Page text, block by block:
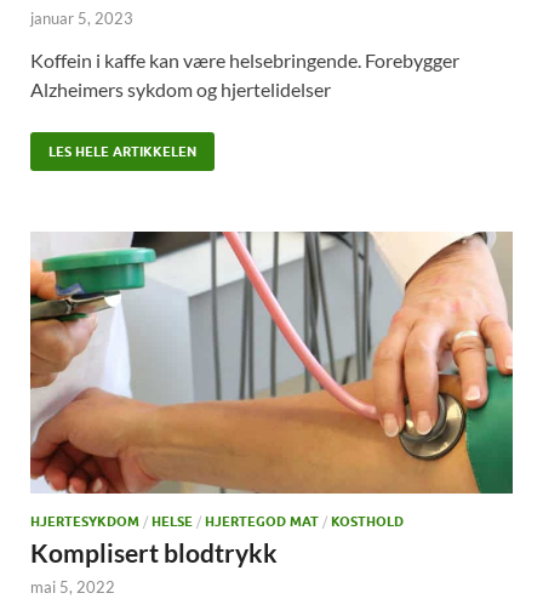
januar 5, 2023
Koffein i kaffe kan være helsebringende. Forebygger
Alzheimers sykdom og hjertelidelser
LES HELE ARTIKKELEN
HJERTESYKDOM / HELSE / HJERTEGOD MAT / KOSTHOLD
Komplisert blodtrykk
mai 5, 2022